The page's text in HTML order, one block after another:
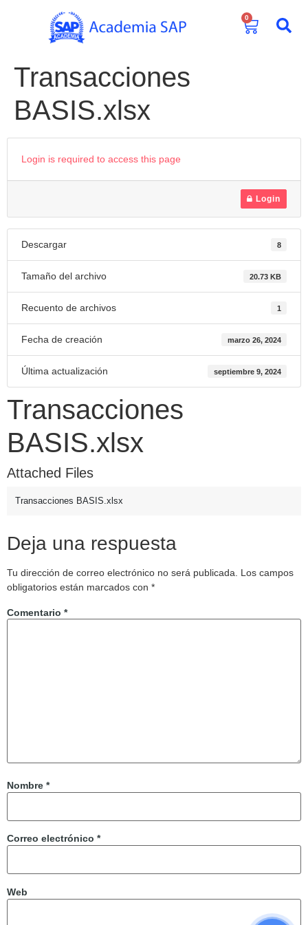
0
Transacciones
BASIS.xlsx
Login is required to access this page
Login
Descargar 8
Tamaño del archivo 20.73 KB
Recuento de archivos 1
Fecha de creación marzo 26, 2024
Última actualización septiembre 9, 2024
Transacciones
BASIS.xlsx
Attached Files
Transacciones BASIS.xlsx
Deja una respuesta
Tu dirección de correo electrónico no será publicada.
Los campos
obligatorios están marcados con *
Comentario *
Nombre *
Correo electrónico *
Web